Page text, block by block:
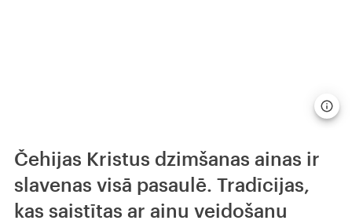
Čehijas Kristus dzimšanas ainas ir
slavenas visā pasaulē. Tradīcijas,
kas saistītas ar ainu veidošanu